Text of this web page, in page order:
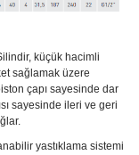
küçük hacimli
sağlamak üzere
çapı sayesinde dar
sayesinde ileri ve geri
yastıklama sistemi